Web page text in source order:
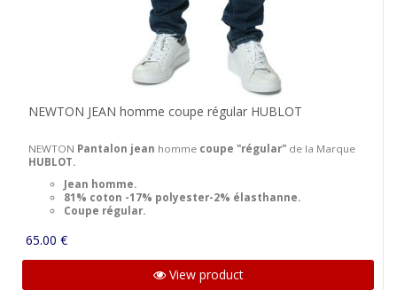
NEWTON JEAN homme coupe régular HUBLOT
NEWTON Pantalon jean homme coupe "régular" de la Marque
HUBLOT.
Jean homme.
81% coton -17% polyester-2% élasthanne.
Coupe régular.
65.00 €
View product